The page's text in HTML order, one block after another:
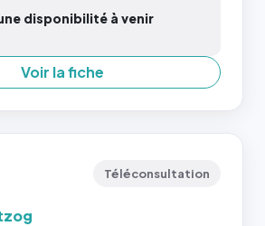
disponibilité à venir
Voir la fiche
Téléconsultation